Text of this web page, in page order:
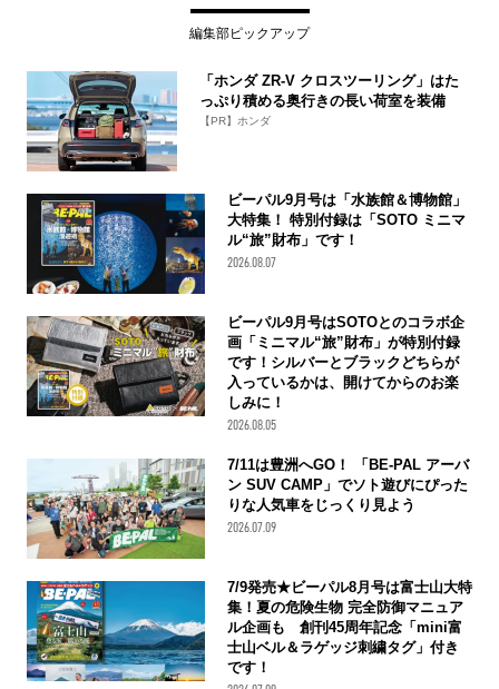
編集部ピックアップ
「ホンダ ZR-V クロスツーリング」はた
っぷり積める奥行きの長い荷室を装備
【PR】ホンダ
ビーパル9月号は「水族館＆博物館」
大特集！ 特別付録は「SOTO ミニマ
ル“旅”財布」です！
2026.08.07
ビーパル9月号はSOTOとのコラボ企
画「ミニマル“旅”財布」が特別付録
です！シルバーとブラックどちらが
入っているかは、開けてからのお楽
しみに！
2026.08.05
7/11は豊洲へGO！ 「BE-PAL アーバ
ン SUV CAMP」でソト遊びにぴった
りな人気車をじっくり見よう
2026.07.09
7/9発売★ビーパル8月号は富士山大特
集！夏の危険生物 完全防御マニュア
ル企画も 創刊45周年記念「mini富
士山ベル＆ラゲッジ刺繍タグ」付き
です！